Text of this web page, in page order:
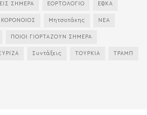
ΣΗΜΕΡΑ ΕΟΡΤΟΛΟΓΙΟ ΕΦΚΑ
ΚΟΡΟΝΟΙΟΣ Μητσοτάκης ΝΕΑ
ΠΟΙΟΙ ΓΙΟΡΤΑΖΟΥΝ ΣΗΜΕΡΑ
Συντάξεις ΤΟΥΡΚΙΑ ΤΡΑΜΠ